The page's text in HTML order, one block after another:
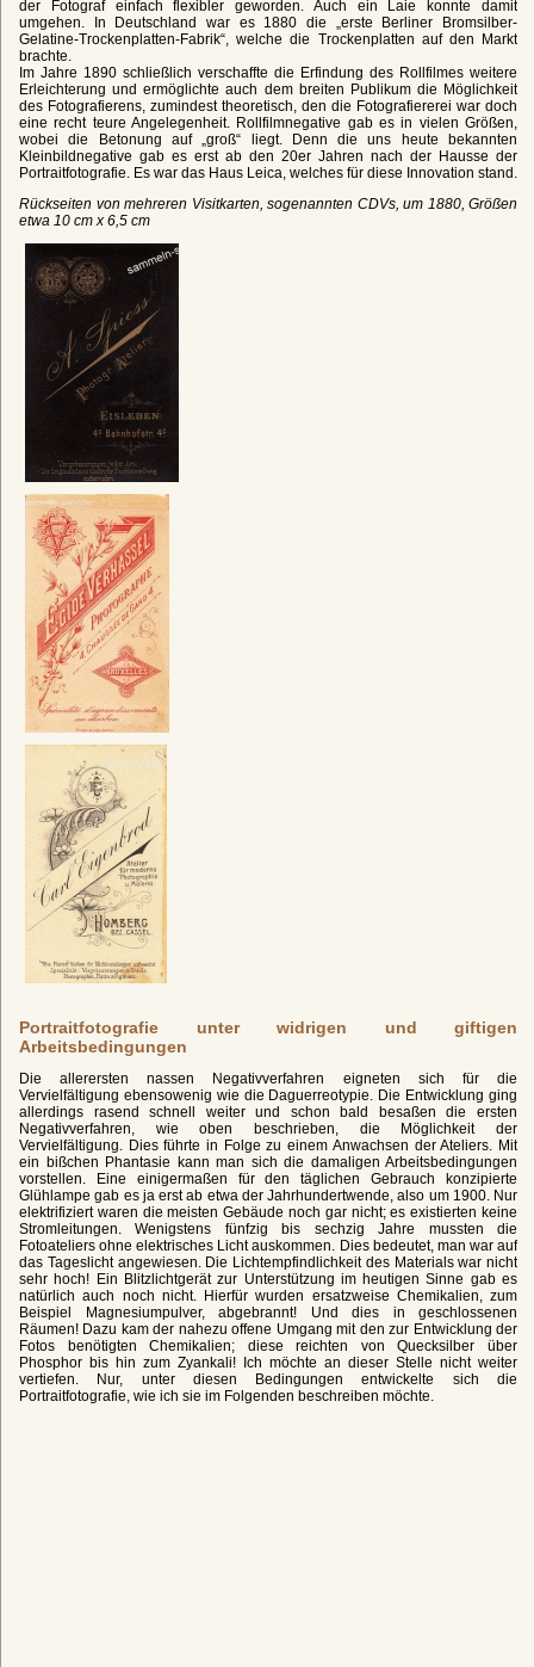
der Fotograf einfach flexibler geworden. Auch ein Laie konnte damit
umgehen. In Deutschland war es 1880 die „erste Berliner Bromsilber-
Gelatine-Trockenplatten-Fabrik“, welche die Trockenplatten auf den Markt
brachte.
Im Jahre 1890 schließlich verschaffte die Erfindung des Rollfilmes weitere
Erleichterung und ermöglichte auch dem breiten Publikum die Möglichkeit
des Fotografierens, zumindest theoretisch, den die Fotografiererei war doch
eine recht teure Angelegenheit. Rollfilmnegative gab es in vielen Größen,
wobei die Betonung auf „groß“ liegt. Denn die uns heute bekannten
Kleinbildnegative gab es erst ab den 20er Jahren nach der Hausse der
Portraitfotografie. Es war das Haus Leica, welches für diese Innovation stand.
Rückseiten von mehreren Visitkarten, sogenannten CDVs, um 1880, Größen
etwa 10 cm x 6,5 cm
Portraitfotografie unter widrigen und giftigen
Arbeitsbedingungen
Die allerersten nassen Negativverfahren eigneten sich für die
Vervielfältigung ebensowenig wie die Daguerreotypie. Die Entwicklung ging
allerdings rasend schnell weiter und schon bald besaßen die ersten
Negativverfahren, wie oben beschrieben, die Möglichkeit der
Vervielfältigung. Dies führte in Folge zu einem Anwachsen der Ateliers. Mit
ein bißchen Phantasie kann man sich die damaligen Arbeitsbedingungen
vorstellen. Eine einigermaßen für den täglichen Gebrauch konzipierte
Glühlampe gab es ja erst ab etwa der Jahrhundertwende, also um 1900. Nur
elektrifiziert waren die meisten Gebäude noch gar nicht; es existierten keine
Stromleitungen. Wenigstens fünfzig bis sechzig Jahre mussten die
Fotoateliers ohne elektrisches Licht auskommen. Dies bedeutet, man war auf
das Tageslicht angewiesen. Die Lichtempfindlichkeit des Materials war nicht
sehr hoch! Ein Blitzlichtgerät zur Unterstützung im heutigen Sinne gab es
natürlich auch noch nicht. Hierfür wurden ersatzweise Chemikalien, zum
Beispiel Magnesiumpulver, abgebrannt! Und dies in geschlossenen
Räumen! Dazu kam der nahezu offene Umgang mit den zur Entwicklung der
Fotos benötigten Chemikalien; diese reichten von Quecksilber über
Phosphor bis hin zum Zyankali! Ich möchte an dieser Stelle nicht weiter
vertiefen. Nur, unter diesen Bedingungen entwickelte sich die
Portraitfotografie, wie ich sie im Folgenden beschreiben möchte.